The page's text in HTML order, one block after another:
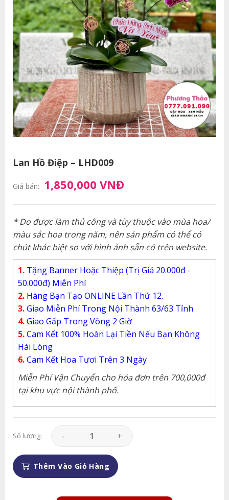
Lan Hồ Điệp – LHD009
Giá bán: 1,850,000 VNĐ
* Do được làm thủ công và tùy thuộc vào mùa hoa/
màu sắc hoa trong năm, nên sản phẩm có thể có
chút khác biệt so với hình ảnh sẵn có trên website.
1. Tặng Banner Hoặc Thiệp (Trị Giá 20.000đ -
50.000đ) Miễn Phí
2. Hàng Bạn Tạo ONLINE Lần Thứ 12.
3.Giao Miễn Phí Trong Nội Thành 63/63 Tỉnh
4.Giao Gấp Trong Vòng 2 Giờ
5.Cam Kết 100% Hoàn Lại Tiền Nếu Bạn Không
Hài Lòng
6.Cam Kết Hoa Tươi Trên 3 Ngày
Miễn Phí Vận Chuyển cho hóa đơn trên 700,000đ
tại khu vực nội thành phố.
Số lượng: Lan Hồ Điệp - LHD009 số lượng
Thêm Vào Giỏ Hàng